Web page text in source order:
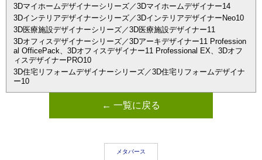
3Dマイホームデザイナーシリーズ／3Dマイホームデザイナー14
3Dインテリアデザイナーシリーズ／3DインテリアデザイナーNeo10
3D医療施設デザイナーシリーズ／3D医療施設デザイナー11
3Dオフィスデザイナーシリーズ／3Dアーキデザイナー11 Profession
al OfficePack、3Dオフィスデザイナー11 Professional EX、3Dオフ
ィスデザイナーPRO10
3D住宅リフォームデザイナーシリーズ／3D住宅リフォームデザイナ
ー10
← 一覧に戻る
メタバース